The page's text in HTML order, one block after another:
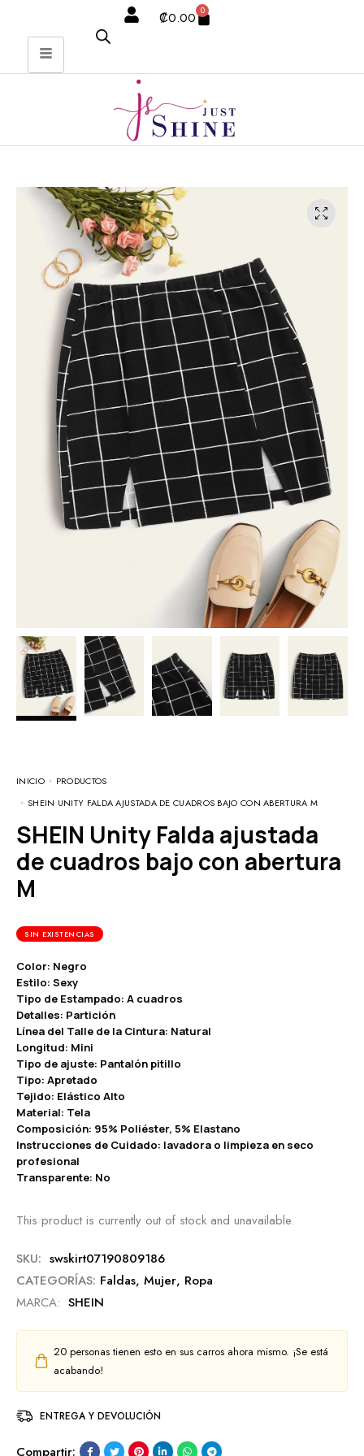
₡0.00 0
INICIO
PRODUCTOS
SHEIN UNITY FALDA AJUSTADA DE CUADROS BAJO CON ABERTURA M
SHEIN Unity Falda ajustada
de cuadros bajo con abertura
M
SIN EXISTENCIAS
Color: Negro
Estilo: Sexy
Tipo de Estampado: A cuadros
Detalles: Partición
Línea del Talle de la Cintura: Natural
Longitud: Mini
Tipo de ajuste: Pantalón pitillo
Tipo: Apretado
Tejido: Elástico Alto
Material: Tela
Composición: 95% Poliéster, 5% Elastano
Instrucciones de Cuidado: lavadora o limpieza en seco
profesional
Transparente: No
This product is currently out of stock and unavailable.
SKU: swskirt07190809186
CATEGORÍAS: Faldas, Mujer, Ropa
MARCA: SHEIN
20 personas tienen esto en sus carros ahora mismo. ¡Se está
acabando!
ENTREGA Y DEVOLUCIÓN
Compartir: